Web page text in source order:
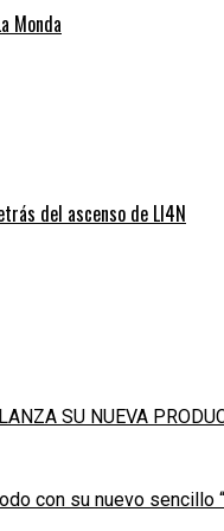
Monda
del ascenso de LI4N
SU NUEVA
con su nuevo sencillo